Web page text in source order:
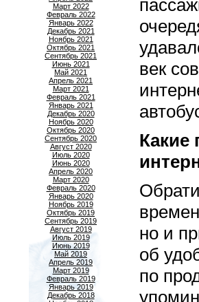
Март 2022
Февраль 2022
Январь 2022
Декабрь 2021
Ноябрь 2021
Октябрь 2021
Сентябрь 2021
Июнь 2021
Май 2021
Апрель 2021
Март 2021
Февраль 2021
Январь 2021
Декабрь 2020
Ноябрь 2020
Октябрь 2020
Сентябрь 2020
Август 2020
Июль 2020
Июнь 2020
Апрель 2020
Март 2020
Февраль 2020
Январь 2020
Ноябрь 2019
Октябрь 2019
Сентябрь 2019
Август 2019
Июль 2019
Июнь 2019
Май 2019
Апрель 2019
Март 2019
Февраль 2019
Январь 2019
Декабрь 2018
век
Какие
но и
об
по